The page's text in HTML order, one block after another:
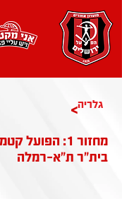
>גלריה
מחזור 1: הפועל
בית״ר ת״א-רמלה